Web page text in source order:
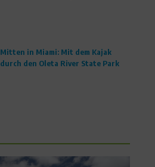
Mitten in Miami: Mit dem Kajak
durch den Oleta River State Park